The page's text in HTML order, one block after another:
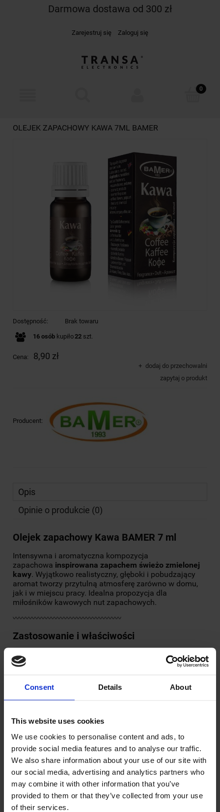
Darmowa dostawa od 300 zł
Consent Details About
This website uses cookies
We use cookies to personalise content and ads, to
provide social media features and to analyse our traffic.
We also share information about your use of our site with
our social media, advertising and analytics partners who
may combine it with other information that you’ve
provided to them or that they’ve collected from your use
of their services.
Zarejestruj się Zaloguj się
OLEJEK ZAPACHOWY KAWA 7ML BAMER
Dostępność: Brak towaru
16 osób kupiło22 szt.
Cena: 8,90 zł
dodaj do przechowalni
zapytaj o produkt
Producent:
Opis
Opinie o produkcie (0)
Olejek zapachowy Kawa BAMER 7 ml
Intensywna i aromatyczna kompozycja
zapachowa inspirowana zapachem świeżo zmielonej
kawy. Wyjątkowo realistyczny, głęboki i pobudzający
aromat tworzy przytulną atmosferę zarówno w domu,
jak i w miejscu pracy. Idealna propozycja dla
miłośników kawowych nut zapachowych.
〰〰〰〰〰〰〰〰〰〰〰〰〰〰〰〰〰
Zastosowanie i właściwości
✔️ Przeznaczony do odświeżania powietrza w
pomieszczeniach i pojazdach
nawilżaczach, odkurzaczach, dyfuzorach
✔️ Może być wykorzystywany w chemii gospodarczej i
aromat spożywczy
✔️ Posiada atest PZH oraz zgodność z normami IFRA
〰〰〰〰〰〰〰〰〰〰〰〰〰〰〰〰〰
Charakterystyka zapachu
• Zapach: słodki, kawowy, intensywny